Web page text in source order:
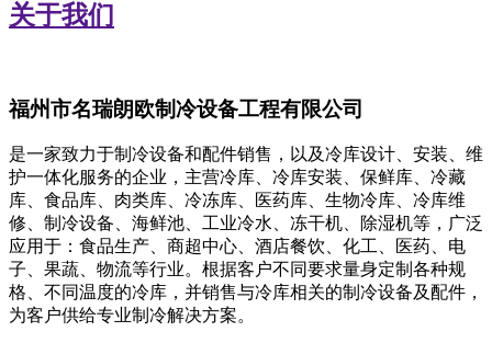
关于我们
福州市名瑞朗欧制冷设备工程有限公司
是一家致力于制冷设备和配件销售，以及冷库设计、安装、维
护一体化服务的企业，主营冷库、冷库安装、保鲜库、冷藏
库、食品库、肉类库、冷冻库、医药库、生物冷库、冷库维
修、制冷设备、海鲜池、工业冷水、冻干机、除湿机等，广泛
应用于：食品生产、商超中心、酒店餐饮、化工、医药、电
子、果蔬、物流等行业。根据客户不同要求量身定制各种规
格、不同温度的冷库，并销售与冷库相关的制冷设备及配件，
为客户供给专业制冷解决方案。